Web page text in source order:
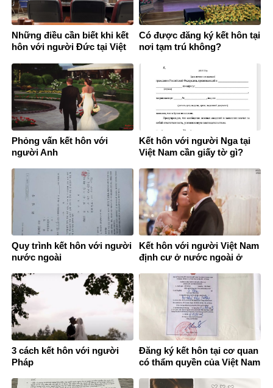
Những điều cần biết khi kết
hôn với người Đức tại Việt
Có được đăng ký kết hôn tại
nơi tạm trú không?
Phỏng vấn kết hôn với
người Anh
Kết hôn với người Nga tại
Việt Nam cần giấy tờ gì?
Quy trình kết hôn với người
nước ngoài
Kết hôn với người Việt Nam
định cư ở nước ngoài ở
3 cách kết hôn với người
Pháp
Đăng ký kết hôn tại cơ quan
có thẩm quyền của Việt Nam